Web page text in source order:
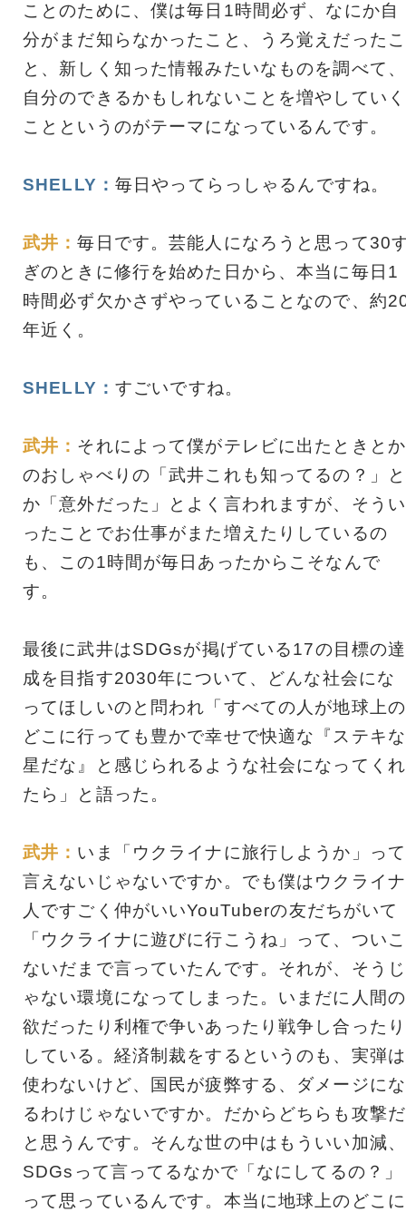
ことのために、僕は毎日1時間必ず、なにか自
分がまだ知らなかったこと、うろ覚えだったこ
と、新しく知った情報みたいなものを調べて、
自分のできるかもしれないことを増やしていく
ことというのがテーマになっているんです。
SHELLY： 毎日やってらっしゃるんですね。
武井：毎日です。芸能人になろうと思って30
ぎのときに修行を始めた日から、本当に毎日1
時間必ず欠かさずやっていることなので、約
年近く。
SHELLY： すごいですね。
武井： それによって僕がテレビに出たときとか
のおしゃべりの「武井これも知ってるの？」と
か「意外だった」とよく言われますが、そうい
ったことでお仕事がまた増えたりしているの
も、この1時間が毎日あったからこそなんで
す。
最後に武井はSDGsが掲げている17の目標の達
成を目指す2030年について、どんな社会にな
ってほしいのと問われ「すべての人が地球上の
どこに行っても豊かで幸せで快適な『ステキな
星だな』と感じられるような社会になってくれ
たら」と語った。
武井： いま「ウクライナに旅行しようか」って
言えないじゃないですか。でも僕はウクライナ
人ですごく仲がいいYouTuberの友だちがいて
「ウクライナに遊びに行こうね」って、ついこ
ないだまで言っていたんです。それが、そうじ
ゃない環境になってしまった。いまだに人間の
欲だったり利権で争いあったり戦争し合ったり
している。経済制裁をするというのも、実弾は
使わないけど、国民が疲弊する、ダメージにな
るわけじゃないですか。だからどちらも攻撃だ
と思うんです。そんな世の中はもういい加減、
SDGsって言ってるなかで「なにしてるの？」
って思っているんです。本当に地球上のどこに